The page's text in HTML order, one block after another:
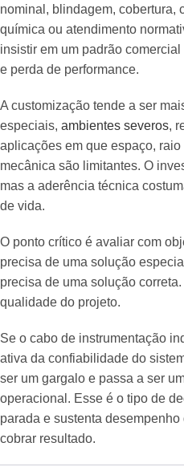
nominal, blindagem, cobertura,
química ou atendimento
insistir em um padrão
e perda de performance.
A customização tende a ser
especiais, ambientes severos,
aplicações em que espaço,
mecânica são limitantes. O
mas a aderência técnica
de vida.
O ponto crítico é avaliar com
precisa de uma solução
precisa de uma solução
qualidade do projeto.
Se o cabo de instrumentação
ativa da confiabilidade do
ser um gargalo e passa a ser
operacional. Esse é o tipo de
parada e sustenta
cobrar resultado.